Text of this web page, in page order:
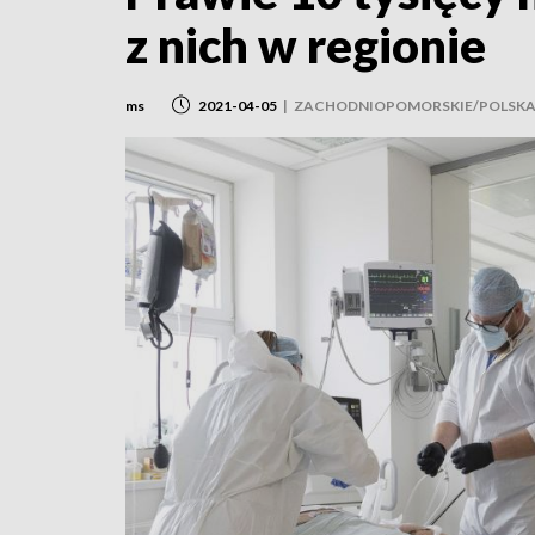
z nich w regionie
ms 2021-04-05 | ZACHODNIOPOMORSKIE/POLSKA